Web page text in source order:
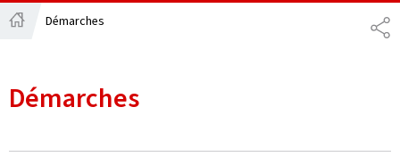
Démarches
Démarches